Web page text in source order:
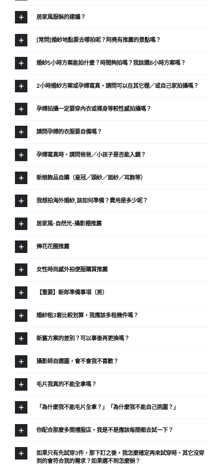
居家風服裝的建議？
[常問]婚紗地點要去哪拍呢？阿堯有推薦的景點嗎？
婚紗5小時方案能拍什麼？時間夠拍嗎？我該選8小時方案嗎？
2小時婚紗方案或孕婦寫真，請問可以在其它棚／或自己家拍攝嗎？
孕婦拍攝一定要穿內衣或裸身等較性感拍攝嗎？
請問孕婦的衣服要自備嗎？
孕婦寫真時，請問爸爸／小孩子是否能入鏡？
新娘飾品自購（皇冠／頭紗／面紗／耳飾等）
我想拍海外婚紗,該如何準備？費用是多少呢？
居家風-自然光-攝影棚推薦
捧花花圈推薦
女性時尚感外拍便服購買推薦
【重要】新郎準備事項（男）
婚紗租3套比較划算，我應該多租幾件嗎？
新舊方案的差別？可以事後再更換嗎？
攝影師自選圖，會不會我不喜歡？
毛片我真的不能全拿嗎？
「為什麼我不能毛片全拿？」「為什麼我不能自己挑圖？」
你配合那麼多間禮服店，我是不是應該每間都去試一下？
如果只有先試穿3件，那下訂之後，我怎麼確定再來試穿時，其它沒穿
到的會符合我的需求？如果選不到怎麼辦？